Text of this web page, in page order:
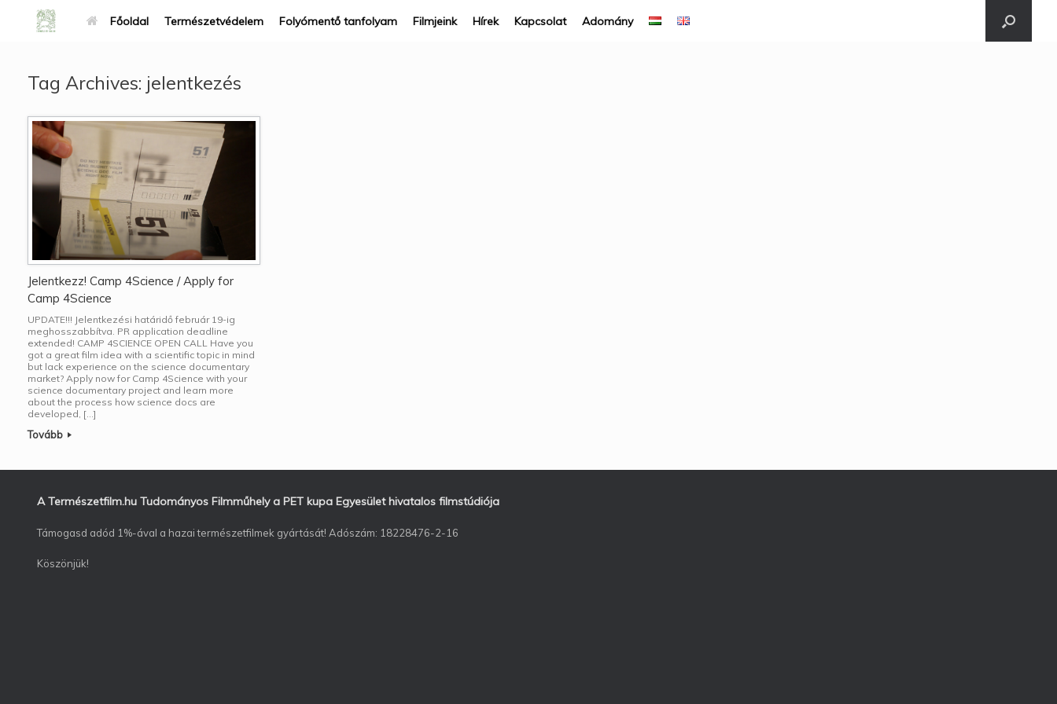
Főoldal Természetvédelem Folyómentő tanfolyam Filmjeink Hírek Kapcsolat Adomány
Tag Archives: jelentkezés
Jelentkezz! Camp 4Science / Apply for
Camp 4Science
UPDATE!!! Jelentkezési határidő február 19-ig
meghosszabbítva. PR application deadline
extended! CAMP 4SCIENCE OPEN CALL Have you
got a great film idea with a scientific topic in mind
but lack experience on the science documentary
market? Apply now for Camp 4Science with your
science documentary project and learn more
about the process how science docs are
developed, […]
Tovább
A Természetfilm.hu Tudományos Filmműhely a PET kupa Egyesület hivatalos filmstúdiója
Támogasd adód 1%-ával a hazai természetfilmek gyártását! Adószám: 18228476-2-16
Köszönjük!